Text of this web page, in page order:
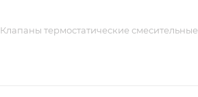
Клапаны термостатические смесительные